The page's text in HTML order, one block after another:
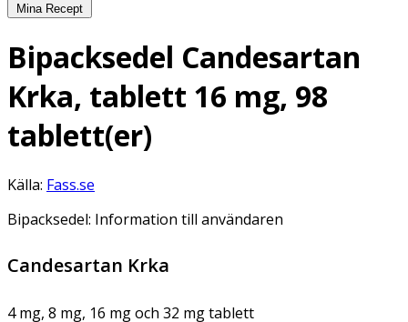
Mina Recept
Bipacksedel Candesartan
Krka, tablett 16 mg, 98
tablett(er)
Källa: Fass.se
Bipacksedel: Information till användaren
Candesartan Krka
4 mg, 8 mg, 16 mg och 32 mg tablett